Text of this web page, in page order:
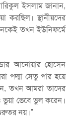
ইসলাম জানান,
স্থানীয়দের
তখন ইউনিফর্মে
আনোয়ার হোসেন
পদ্মা সেতু পার হয়ে
তখন আমরা তাদের
ভুয়া ভেবে ভুল করেন।
নয়।”